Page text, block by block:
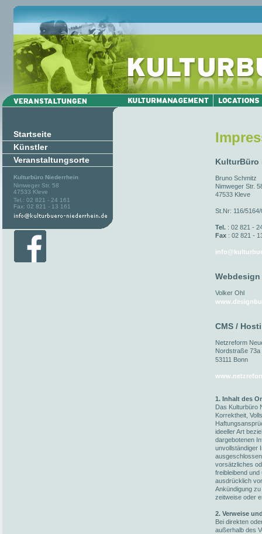
Startseite
Künstler
Veranstaltungsorte
Kulturbüro Niederrhein
Nimweger Str. 58
47533 Kleve
Tel.: 02 821 - 24 161
Fax: 02 821 - 13 161
KulturBüro
Bruno Schmitz
Nimweger Str.
47533 Kleve
St.Nr: 116/
Tel. : 02 821 -
Fax : 02 821 -
Webdesign
Volker Ohl
CMS /
Netzreform
Nordstraße 73a
53111 Bonn
1. Inhalt des
Das Kulturbüro
Korrektheit,
ideeller Art
dargebotenen
unvollständiger
vorsätzliches
freibleibend
ausdrücklich
Ankündigung
zeitweise oder
2. Verweise
Bei direkten
außerhalb des